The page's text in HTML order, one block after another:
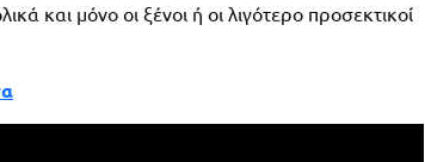
και μόνο οι ξένοι ή οι λιγότερο προσεκτικοί